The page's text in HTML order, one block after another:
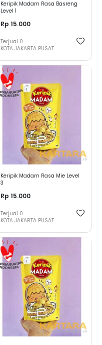
Keripik Madam Rasa Basreng
Level 1
Rp 15.000
Terjual 0
KOTA JAKARTA PUSAT
Keripik Madam Rasa Mie Level
3
Rp 15.000
Terjual 0
KOTA JAKARTA PUSAT